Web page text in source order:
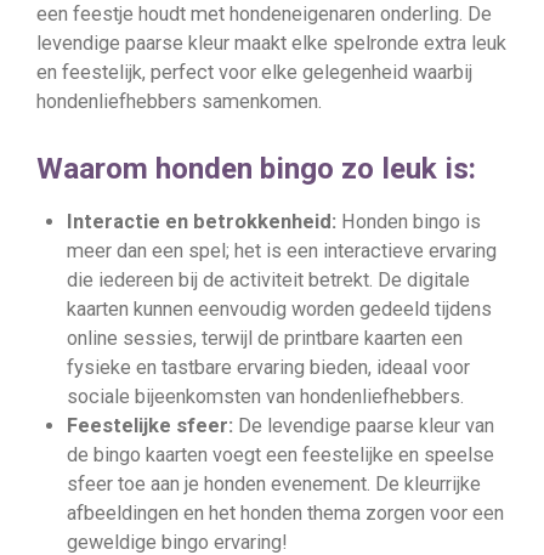
een feestje houdt met hondeneigenaren onderling. De
levendige paarse kleur maakt elke spelronde extra leuk
en feestelijk, perfect voor elke gelegenheid waarbij
hondenliefhebbers samenkomen.
Waarom honden bingo zo leuk is:
Interactie en betrokkenheid: Honden bingo is
meer dan een spel; het is een interactieve ervaring
die iedereen bij de activiteit betrekt. De digitale
kaarten kunnen eenvoudig worden gedeeld tijdens
online sessies, terwijl de printbare kaarten een
fysieke en tastbare ervaring bieden, ideaal voor
sociale bijeenkomsten van hondenliefhebbers.
Feestelijke sfeer: De levendige paarse kleur van
de bingo kaarten voegt een feestelijke en speelse
sfeer toe aan je honden evenement. De kleurrijke
afbeeldingen en het honden thema zorgen voor een
geweldige bingo ervaring!